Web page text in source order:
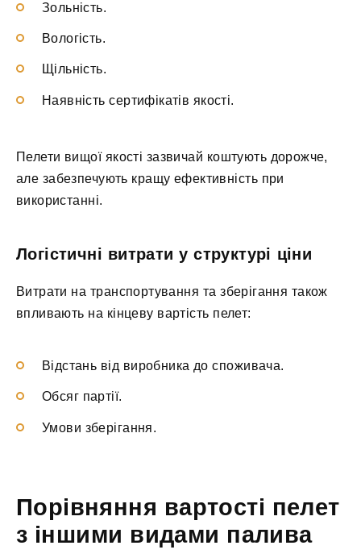
Зольність.
Вологість.
Щільність.
Наявність сертифікатів якості.
Пелети вищої якості зазвичай коштують дорожче,
але забезпечують кращу ефективність при
використанні.
Логістичні витрати у структурі ціни
Витрати на транспортування та зберігання також
впливають на кінцеву вартість пелет:
Відстань від виробника до споживача.
Обсяг партії.
Умови зберігання.
Порівняння вартості пелет
з іншими видами палива